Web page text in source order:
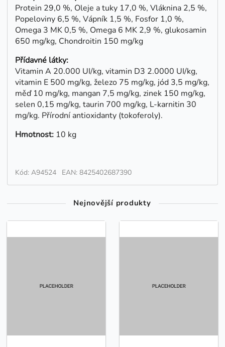
Protein 29,0 %, Oleje a tuky 17,0 %, Vláknina 2,5 %,
Popeloviny 6,5 %, Vápník 1,5 %, Fosfor 1,0 %,
Omega 3 MK 0,5 %, Omega 6 MK 2,9 %, glukosamin
650 mg/kg, Chondroitin 150 mg/kg
Přídavné látky:
Vitamin A 20.000 UI/kg, vitamin D3 2.0000 UI/kg,
vitamin E 500 mg/kg, železo 75 mg/kg, jód 3,5 mg/kg,
měď 10 mg/kg, mangan 7,5 mg/kg, zinek 150 mg/kg,
selen 0,15 mg/kg, taurin 700 mg/kg, L-karnitin 30
mg/kg. Přírodní antioxidanty (tokoferoly).
Hmotnost: 10 kg
Kód: A94524 EAN: 8425402687390
Nejnovější produkty